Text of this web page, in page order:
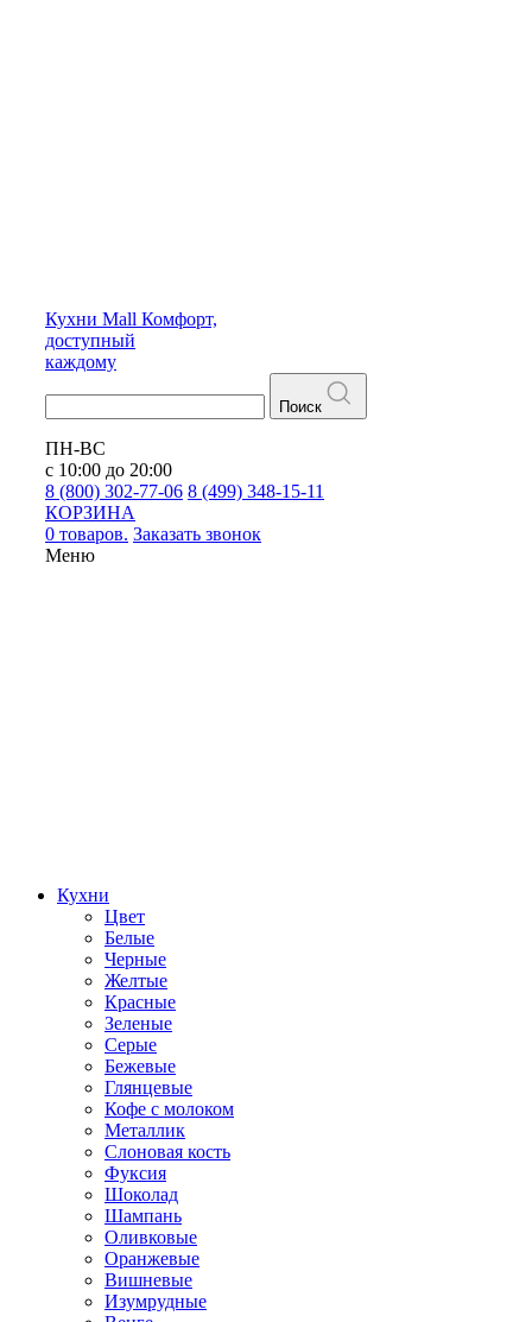
Кухни Mall Комфорт,
доступный
каждому
Поиск
ПН-ВС
с 10:00 до 20:00
8 (800) 302-77-06 8 (499) 348-15-11
КОРЗИНА
0 товаров. Заказать звонок
Меню
Кухни
Цвет
Белые
Черные
Желтые
Красные
Зеленые
Серые
Бежевые
Глянцевые
Кофе с молоком
Металлик
Слоновая кость
Фуксия
Шоколад
Шампань
Оливковые
Оранжевые
Вишневые
Изумрудные